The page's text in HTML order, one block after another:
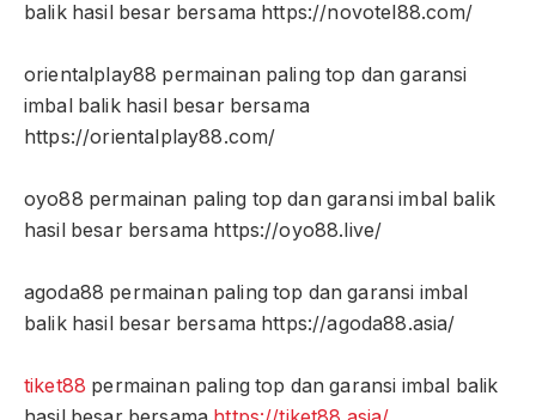
balik hasil besar bersama https://novotel88.com/
orientalplay88 permainan paling top dan garansi
imbal balik hasil besar bersama
https://orientalplay88.com/
oyo88 permainan paling top dan garansi imbal balik
hasil besar bersama https://oyo88.live/
agoda88 permainan paling top dan garansi imbal
balik hasil besar bersama https://agoda88.asia/
tiket88 permainan paling top dan garansi imbal balik